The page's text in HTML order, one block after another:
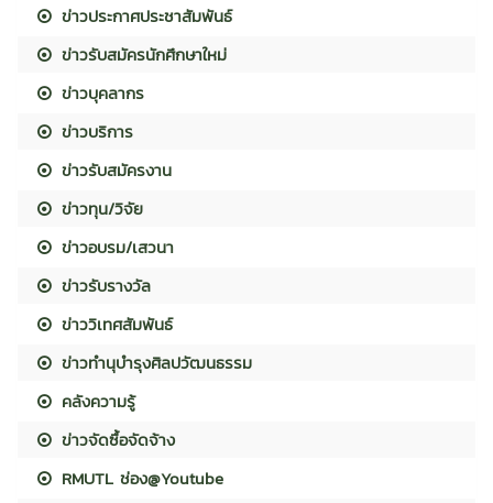
ข่าวประกาศประชาสัมพันธ์
ข่าวรับสมัครนักศึกษาใหม่
ข่าวบุคลากร
ข่าวบริการ
ข่าวรับสมัครงาน
ข่าวทุน/วิจัย
ข่าวอบรม/เสวนา
ข่าวรับรางวัล
ข่าววิเทศสัมพันธ์
ข่าวทำนุบำรุงศิลปวัฒนธรรม
คลังความรู้
ข่าวจัดซื้อจัดจ้าง
RMUTL ช่อง@Youtube